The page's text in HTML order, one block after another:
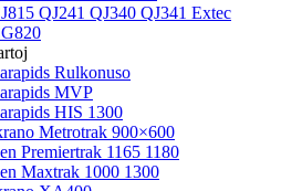
QJ241 QJ340 QJ341 Extec
Rulkonuso
MVP
HIS 1300
Metrotrak 900×600
Premiertrak 1165 1180
Maxtrak 1000 1300